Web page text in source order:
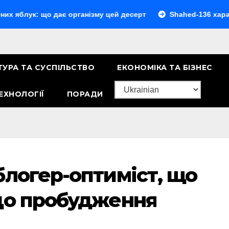
дає організму цей десерт Shahed-136
ТА СУСПІЛЬСТВО ЕКОНОМІКА ТА БІЗНЕС
ПОРАДИ
оптиміст, що
пробудження